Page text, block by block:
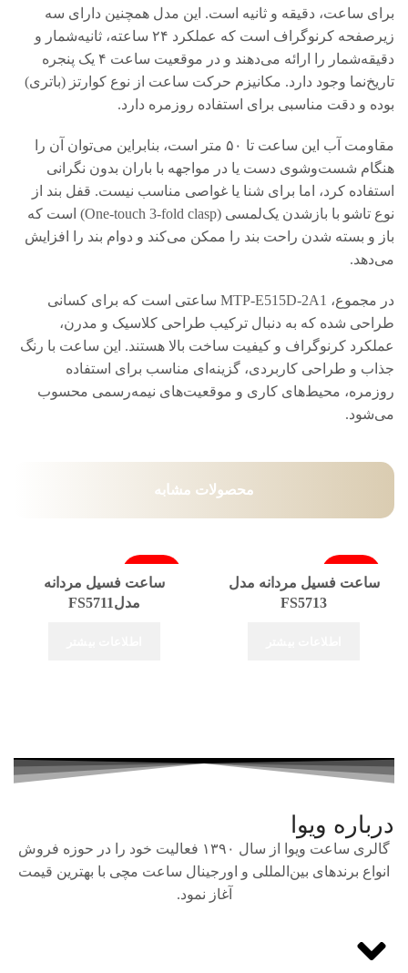
برای ساعت، دقیقه و ثانیه است. این مدل همچنین دارای سه
زیرصفحه کرنوگراف است که عملکرد ۲۴ ساعته، ثانیه‌شمار و
دقیقه‌شمار را ارائه می‌دهند و در موقعیت ساعت ۴ یک پنجره
تاریخ‌نما وجود دارد. مکانیزم حرکت ساعت از نوع کوارتز (باتری)
بوده و دقت مناسبی برای استفاده روزمره دارد.
مقاومت آب این ساعت تا ۵۰ متر است، بنابراین می‌توان آن را
هنگام شست‌وشوی دست یا در مواجهه با باران بدون نگرانی
استفاده کرد، اما برای شنا یا غواصی مناسب نیست. قفل بند از
نوع تاشو با بازشدن یک‌لمسی (One-touch 3-fold clasp) است که
باز و بسته شدن راحت بند را ممکن می‌کند و دوام بند را افزایش
می‌دهد.
در مجموع، MTP‑E515D‑2A1 ساعتی است که برای کسانی
طراحی شده که به دنبال ترکیب طراحی کلاسیک و مدرن،
عملکرد کرنوگراف و کیفیت ساخت بالا هستند. این ساعت با رنگ
جذاب و طراحی کاربردی، گزینه‌ای مناسب برای استفاده
روزمره، محیط‌های کاری و موقعیت‌های نیمه‌رسمی محسوب
می‌شود.
محصولات مشابه
فروخته شد
ساعت فسیل مردانه مدل
FS5713
فروخته شد
ساعت فسیل مردانه
مدلFS5711
درباره ویوا
گالری ساعت ویوا از سال ۱۳۹۰ فعالیت خود را در حوزه فروش
انواع برندهای بین‌المللی و اورجینال ساعت مچی با بهترین قیمت
آغاز نمود.